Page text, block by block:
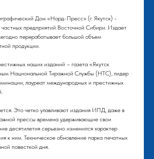
Дом «Норд-Пресс» (г. Якутск) -
предприятий Восточной Сибири. Издает
перерабатывает большой объем
продукции.
наших изданий – газета «Якутск
Национальной Тиражной Службы (НТС), лидер
лауреат международных и престижных
Это четко улавливают издания ИПД, даже в
прессы времена удерживающие свои
десятилетия серьезно изменился характер
к ним. Техническое обновление парка печатных
повесткой дня.